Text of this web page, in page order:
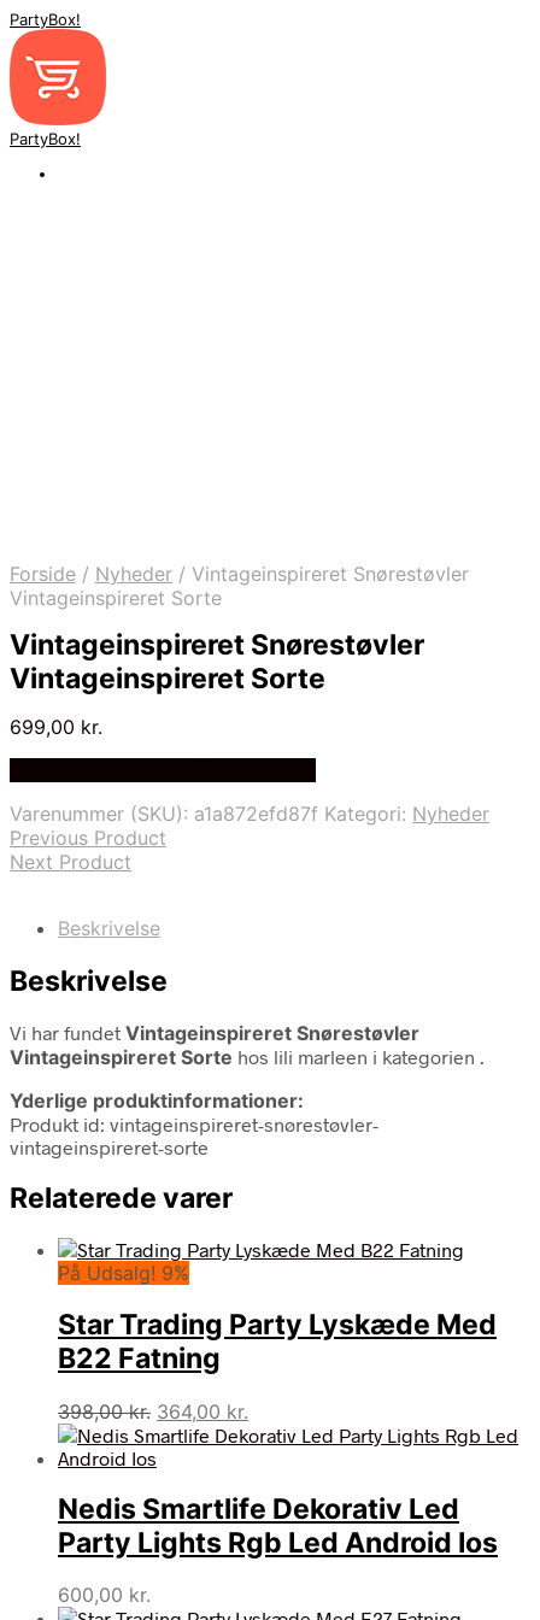
PartyBox!
PartyBox!
Forside / Nyheder / Vintageinspireret Snørestøvler
Vintageinspireret Sorte
Vintageinspireret Snørestøvler
Vintageinspireret Sorte
699,00 kr.
Varenummer (SKU): a1a872efd87f Kategori: Nyheder
Previous Product
Next Product
Beskrivelse
Beskrivelse
Vi har fundet Vintageinspireret Snørestøvler
Vintageinspireret Sorte hos lili marleen i kategorien .
Yderlige produktinformationer:
Produkt id: vintageinspireret-snørestøvler-
vintageinspireret-sorte
Relaterede varer
På Udsalg! 9%
Star Trading Party Lyskæde Med
B22 Fatning
398,00kr. Den
oprindelige
398,00 kr..
364,00 kr.
aktuelle
364,00 kr..
Nedis Smartlife Dekorativ Led
Party Lights Rgb Led Android Ios
600,00 kr.